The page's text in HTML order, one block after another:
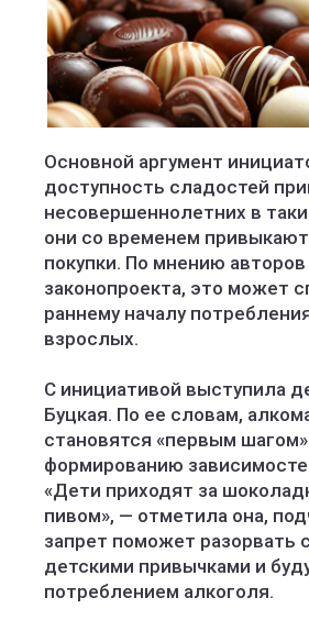
Основной аргумент
доступность сладостей
несовершеннолетних в
они со временем
покупки. По мнению авторов
законопроекта, это может
раннему началу
взрослых.
С инициативой выступила
Буцкая. По ее словам,
становятся «первым шагом»
формированию
«Дети приходят за
пивом», — отметила она,
запрет поможет разорвать
детскими привычками и
потреблением алкоголя.